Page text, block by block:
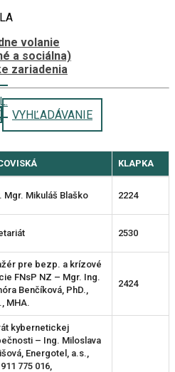
volanie
a sociálna)
zariadenia
VYHĽADÁVANIE
KLAPKA
Mgr. Mikuláš Blaško 2224
2530
pre bezp. a krízové
FNsP NZ – Mgr. Ing.
Benčíková, PhD.,
MHA.
2424
kybernetickej
– Ing. Miloslava
Energotel, a.s.,
775 016,